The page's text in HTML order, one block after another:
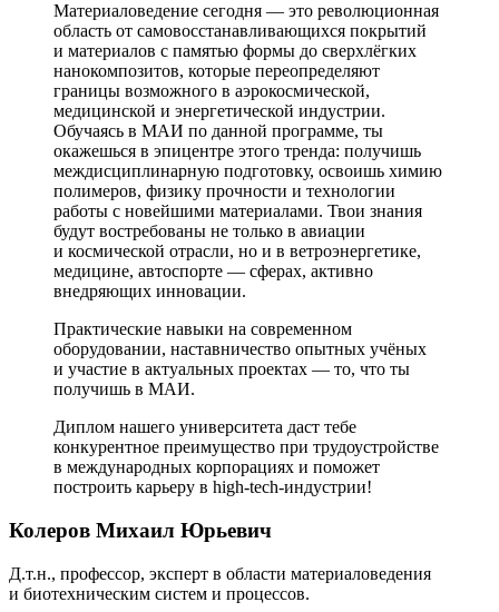
Материаловедение сегодня — это революционная
область от самовосстанавливающихся покрытий
и материалов с памятью формы до сверхлёгких
нанокомпозитов, которые переопределяют
границы возможного в аэрокосмической,
медицинской и энергетической индустрии.
Обучаясь в МАИ по данной программе, ты
окажешься в эпицентре этого тренда: получишь
междисциплинарную подготовку, освоишь химию
полимеров, физику прочности и технологии
работы с новейшими материалами. Твои знания
будут востребованы не только в авиации
и космической отрасли, но и в ветроэнергетике,
медицине, автоспорте — сферах, активно
внедряющих инновации.
Практические навыки на современном
оборудовании, наставничество опытных учёных
и участие в актуальных проектах — то, что ты
получишь в МАИ.
Диплом нашего университета даст тебе
конкурентное преимущество при трудоустройстве
в международных корпорациях и поможет
построить карьеру в high‑tech‑индустрии!
Колеров Михаил Юрьевич
Д.т.н., профессор, эксперт в области материаловедения
и биотехническим систем и процессов.